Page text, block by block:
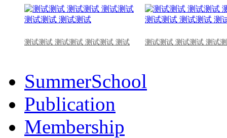
测试测试 测试测试 测试测试 测试 测试测试 测试测试 测试
SummerSchool
Publication
Membership